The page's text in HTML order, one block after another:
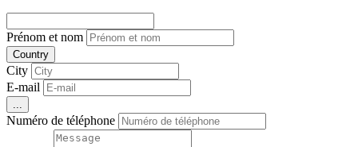
Prénom et nom
Country
City
E-mail
Numéro de téléphone